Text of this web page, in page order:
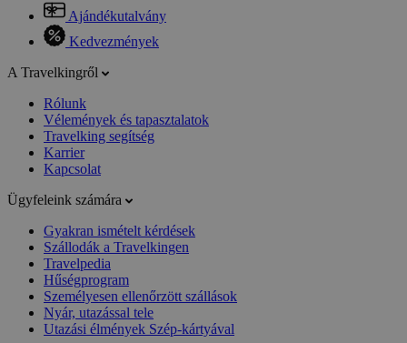
Ajándékutalvány
Kedvezmények
A Travelkingről
Rólunk
Vélemények és tapasztalatok
Travelking segítség
Karrier
Kapcsolat
Ügyfeleink számára
Gyakran ismételt kérdések
Szállodák a Travelkingen
Travelpedia
Hűségprogram
Személyesen ellenőrzött szállások
Nyár, utazással tele
Utazási élmények Szép-kártyával